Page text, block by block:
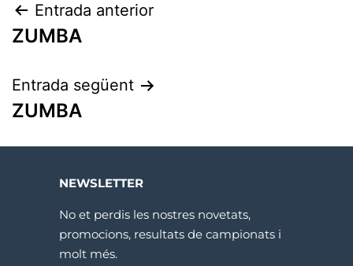
Entrada anterior
ZUMBA
Entrada següent
ZUMBA
NEWSLETTER
No et perdis les nostres novetats,
promocions, resultats de campionats i
molt més.